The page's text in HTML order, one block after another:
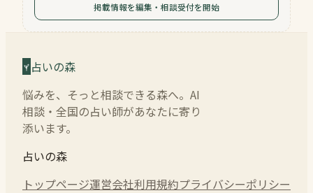
掲載情報を編集・相談受付を開始
占いの森
悩みを、そっと相談できる森へ。AI
相談・全国の占い師があなたに寄り
添います。
占いの森
トップページ運営会社利用規約プライバシーポリシー